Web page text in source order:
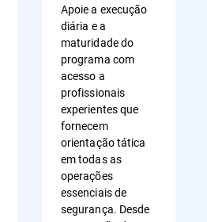
Apoie a execução
diária e a
maturidade do
programa com
acesso a
profissionais
experientes que
fornecem
orientação tática
em todas as
operações
essenciais de
segurança. Desde